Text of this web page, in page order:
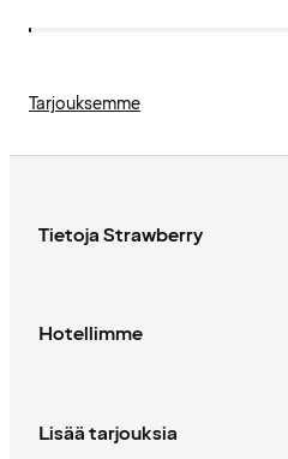
Tarjouksemme
Tietoja Strawberry
Hotellimme
Lisää tarjouksia